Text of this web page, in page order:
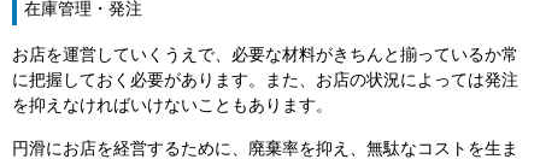
在庫管理・発注
お店を運営していくうえで、必要な材料がきちんと揃っているか常
に把握しておく必要があります。また、お店の状況によっては発注
を抑えなければいけないこともあります。
円滑にお店を経営するために、廃棄率を抑え、無駄なコストを生ま